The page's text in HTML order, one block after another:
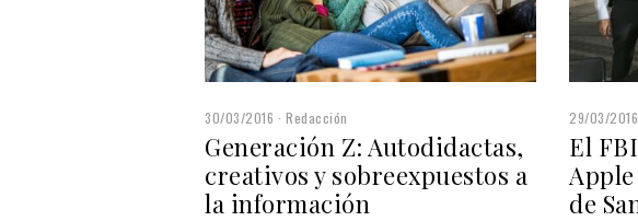
30/03/2016 Redacción
Generación Z: Autodidactas,
creativos y sobreexpuestos a
la información
29/03/2016
El
de